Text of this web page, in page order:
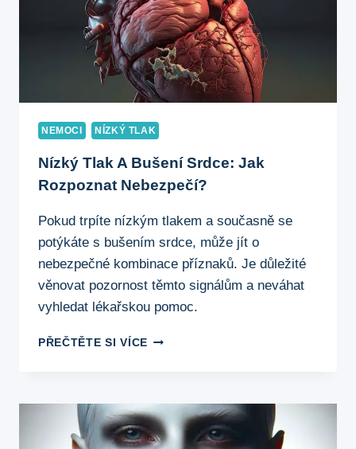
NEMOCI NÍZKÝ TLAK
Nízký Tlak A Bušení Srdce: Jak
Rozpoznat Nebezpečí?
Pokud trpíte nízkým tlakem a současně se
potýkáte s bušením srdce, může jít o
nebezpečné kombinace příznaků. Je důležité
věnovat pozornost těmto signálům a neváhat
vyhledat lékařskou pomoc.
PŘEČTĚTE SI VÍCENÍZKÝ
SRDCE:
JAK
ROZPOZNAT